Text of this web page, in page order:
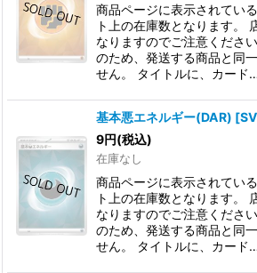
商品ページに表示されてい
ト上の在庫数となります。
なりますのでご注意くださ
のため、発送する商品と同
せん。 タイトルに、カード
基本悪エネルギー(DAR) [
9円(税込)
在庫なし
商品ページに表示されてい
ト上の在庫数となります。
なりますのでご注意くださ
のため、発送する商品と同
せん。 タイトルに、カード